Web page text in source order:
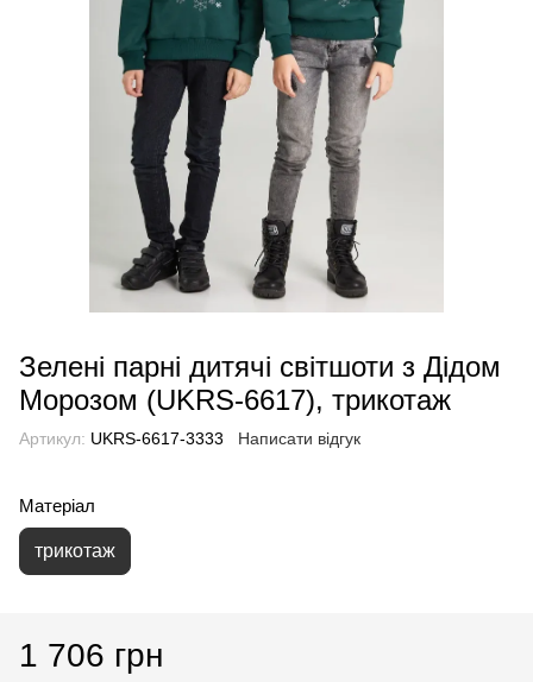
Зелені парні дитячі світшоти з Дідом
Морозом (UKRS-6617), трикотаж
Артикул: UKRS-6617-3333 Написати відгук
Матеріал
трикотаж
1 706 грн